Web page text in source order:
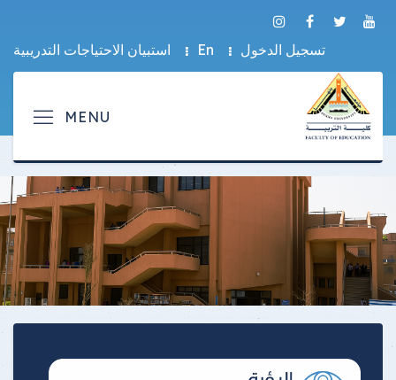
تسجيل الدخول En استبيان الاحتياجات التدريبية